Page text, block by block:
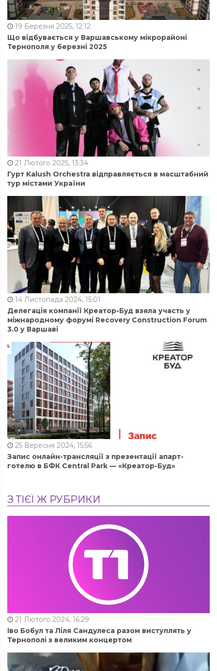
19 Березня 2025, 12:12
Що відбувається у Варшавському мікрорайоні
Тернополя у березні 2025
21 Лютого 2025, 13:34
Гурт Kalush Orchestra відправляється в масштабний
тур містами України
14 Листопада 2024, 15:01
Делегація компанії Креатор-Буд взяла участь у
міжнародному форумі Recovery Construction Forum
3.0 у Варшаві
25 Вересня 2024, 15:56
Запис онлайн-трансляції з презентації апарт-
готелю в БФК Central Park — «Креатор-Буд»
З ТІЄЇ Ж РУБРИКИ
21 Лютого 2024, 16:29
Іво Бобул та Ліля Сандулеса разом виступлять у
Тернополі з великим концертом